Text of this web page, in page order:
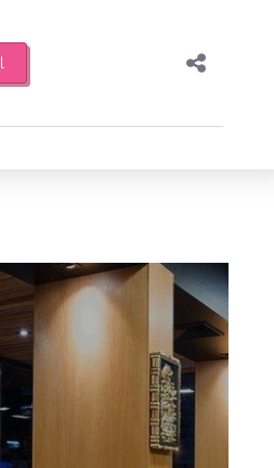
Compartilhar
Publicar no Facebook